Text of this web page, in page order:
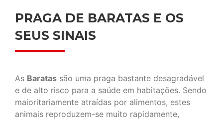
PRAGA DE BARATAS E OS
SEUS SINAIS
As Baratas são uma praga bastante desagradável
e de alto risco para a saúde em habitações. Sendo
maioritariamente atraídas por alimentos, estes
animais reproduzem-se muito rapidamente,